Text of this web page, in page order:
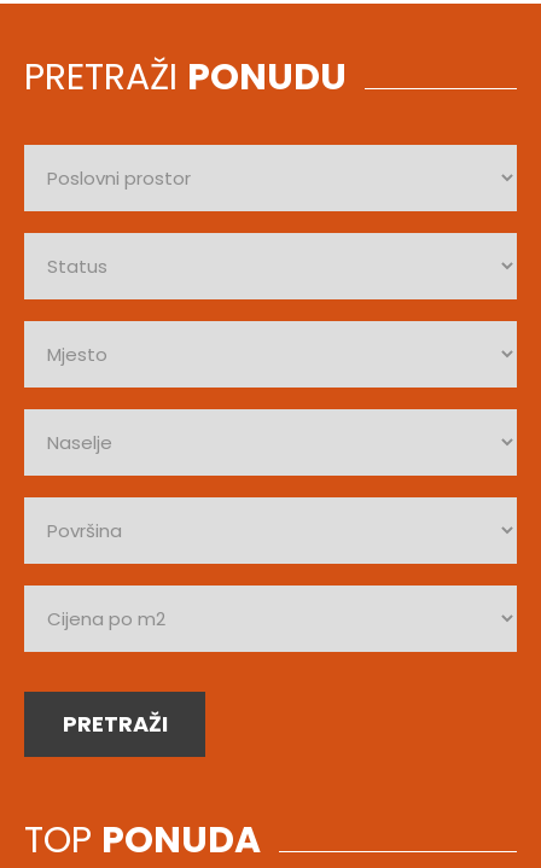
PRETRAŽI PONUDU
PRETRAŽI
TOP PONUDA